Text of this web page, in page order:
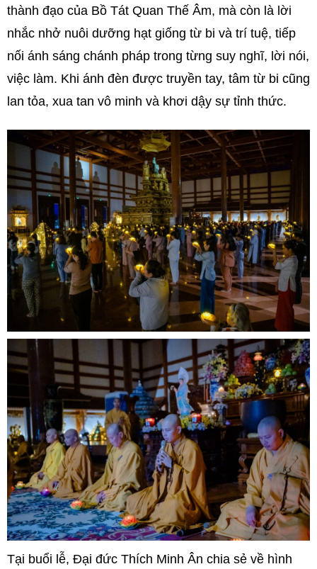
thành đạo của Bồ Tát Quan Thế Âm, mà còn là lời
nhắc nhở nuôi dưỡng hạt giống từ bi và trí tuệ, tiếp
nối ánh sáng chánh pháp trong từng suy nghĩ, lời nói,
việc làm. Khi ánh đèn được truyền tay, tâm từ bi cũng
lan tỏa, xua tan vô minh và khơi dậy sự tỉnh thức.
Tại buổi lễ, Đại đức Thích Minh Ân chia sẻ về hình